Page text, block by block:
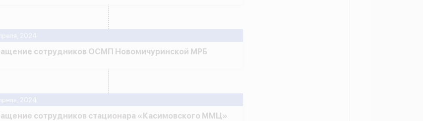
2024
сотрудников стационара «Касимовского ММЦ»
2024
сотрудников ОСМП Новомичуринской МРБ